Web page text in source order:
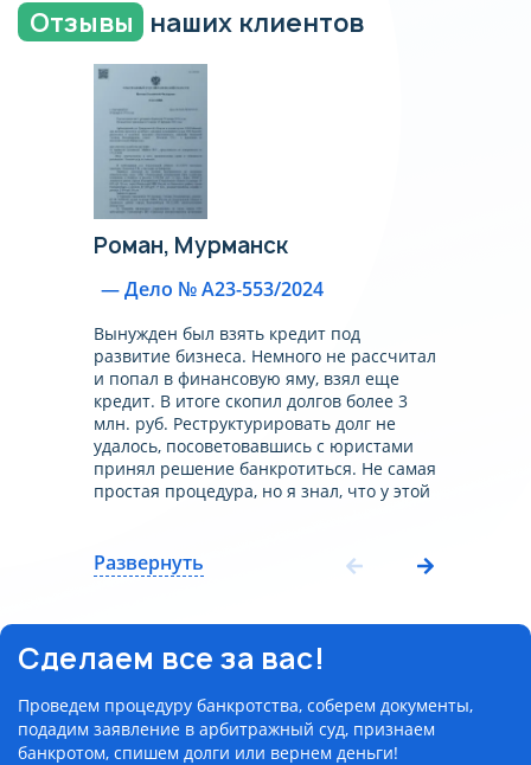
Отзывы наших клиентов
Роман, Мурманск
— Дело № А23-553/2024
Вынужден был взять кредит под
развитие бизнеса. Немного не рассчитал
и попал в финансовую яму, взял еще
кредит. В итоге скопил долгов более 3
млн. руб. Реструктурировать долг не
удалось, посоветовавшись с юристами
принял решение банкротиться. Не самая
простая процедура, но я знал, что у этой
признали банкротом. Долг списали в
полном объеме. Могу смело
прошел на своем опыте!
Развернуть
Сделаем все за вас!
Проведем процедуру банкротства, соберем документы,
подадим заявление в арбитражный суд, признаем
банкротом, спишем долги или вернем деньги!